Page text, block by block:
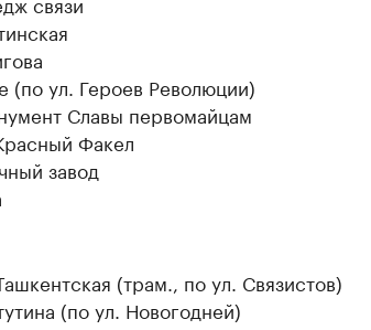
(по ул. Героев Революции)
Славы первомайцам
Факел
завод
(трам., по ул. Связистов)
(по ул. Новогодней)